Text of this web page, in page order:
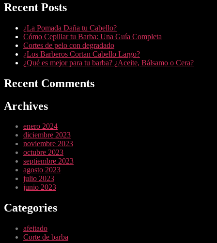
Recent Posts
¿La Pomada Daña tu Cabello?
Cómo Cepillar tu Barba: Una Guía Completa
Cortes de pelo con degradado
¿Los Barberos Cortan Cabello Largo?
¿Qué es mejor para tu barba? ¿Aceite, Bálsamo o Cera?
Recent Comments
Archives
enero 2024
diciembre 2023
noviembre 2023
octubre 2023
septiembre 2023
agosto 2023
julio 2023
junio 2023
Categories
afeitado
Corte de barba